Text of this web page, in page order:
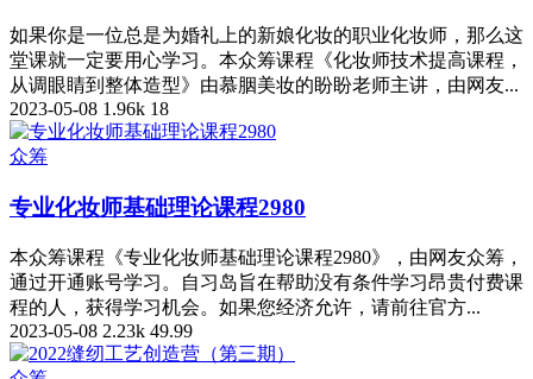
如果你是一位总是为婚礼上的新娘化妆的职业化妆师，那么这
堂课就一定要用心学习。本众筹课程《化妆师技术提高课程，
从调眼睛到整体造型》由慕胭美妆的盼盼老师主讲，由网友...
2023-05-08 1.96k 18
众筹
专业化妆师基础理论课程2980
本众筹课程《专业化妆师基础理论课程2980》，由网友众筹，
通过开通账号学习。自习岛旨在帮助没有条件学习昂贵付费课
程的人，获得学习机会。如果您经济允许，请前往官方...
2023-05-08 2.23k 49.99